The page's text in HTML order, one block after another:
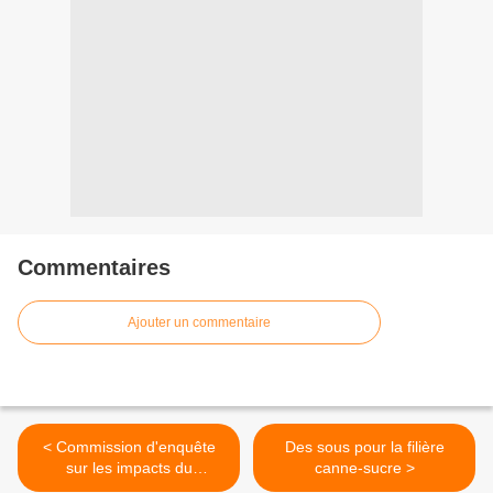
Commentaires
Ajouter un commentaire
< Commission d'enquête
sur les impacts du
chlordécone - 5e jour
Des sous pour la filière
canne-sucre >